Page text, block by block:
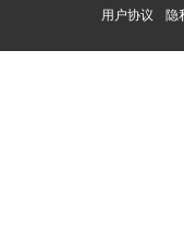
用户协议 隐